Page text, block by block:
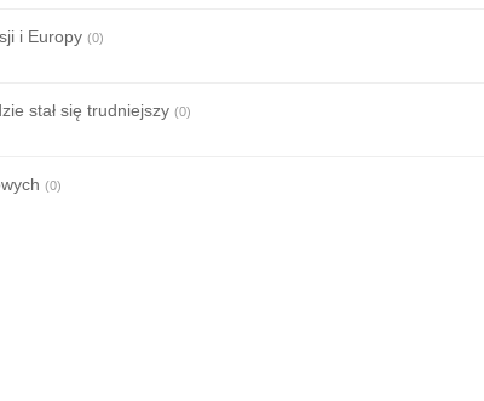
i Europy (0)
stał się trudniejszy (0)
(0)